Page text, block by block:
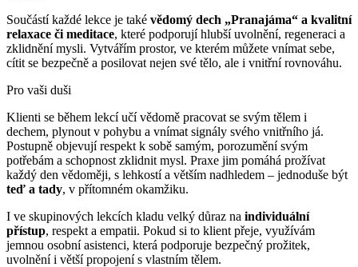
Součástí každé lekce je také vědomý dech „Pranajáma“ a kvalitní
relaxace či meditace, které podporují hlubší uvolnění, regeneraci a
zklidnění mysli. Vytvářím prostor, ve kterém můžete vnímat sebe,
cítit se bezpečně a posilovat nejen své tělo, ale i vnitřní rovnováhu.
Pro vaši duši
Klienti se během lekcí učí vědomě pracovat se svým tělem i
dechem, plynout v pohybu a vnímat signály svého vnitřního já.
Postupně objevují respekt k sobě samým, porozumění svým
potřebám a schopnost zklidnit mysl. Praxe jim pomáhá prožívat
každý den vědoměji, s lehkostí a větším nadhledem – jednoduše být
teď a tady, v přítomném okamžiku.
I ve skupinových lekcích kladu velký důraz na individuální
přístup, respekt a empatii. Pokud si to klient přeje, využívám
jemnou osobní asistenci, která podporuje bezpečný prožitek,
uvolnění i větší propojení s vlastním tělem.